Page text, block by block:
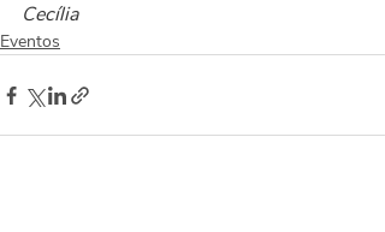
Cecília
Eventos